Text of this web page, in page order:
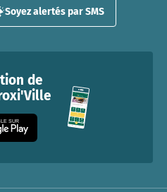
Soyez alertés par SMS
de
SUR